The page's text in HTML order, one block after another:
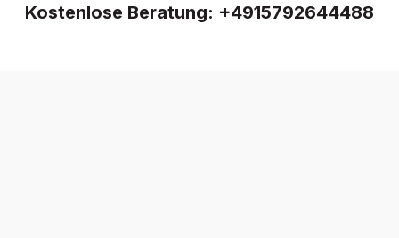
Kostenlose Beratung: +4915792644488